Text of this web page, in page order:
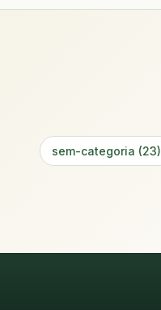
sem-categoria (23)